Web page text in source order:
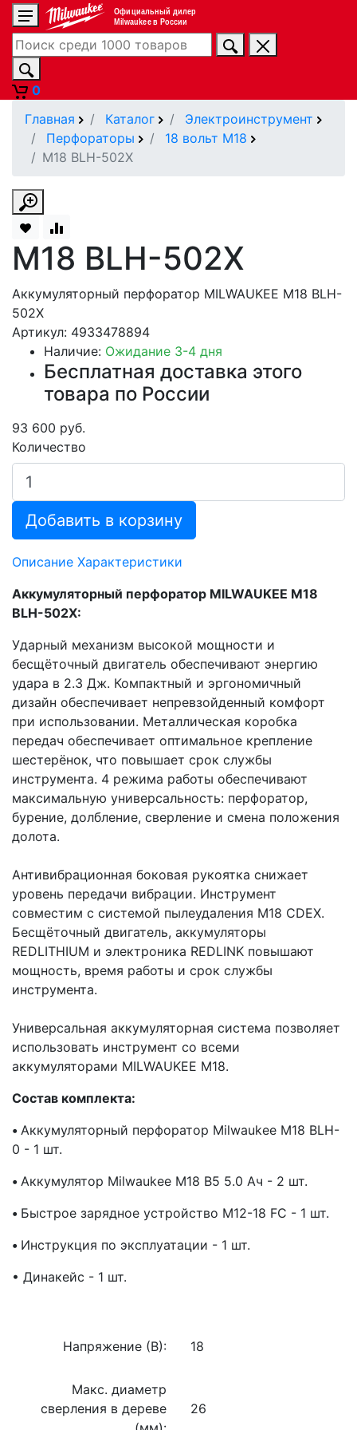
Официальный дилер
Milwaukee в России
0
Главная
Каталог
Электроинструмент
Перфораторы
18 вольт М18
M18 BLH-502X
M18 BLH-502X
Аккумуляторный перфоратор MILWAUKEE M18 BLH-
502X
Артикул: 4933478894
Наличие: Ожидание 3-4 дня
Бесплатная доставка этого
товара по России
93 600 руб.
Количество
Добавить в корзину
Описание Характеристики
Аккумуляторный перфоратор MILWAUKEE M18
BLH-502X:
Ударный механизм высокой мощности и
бесщёточный двигатель обеспечивают энергию
удара в 2.3 Дж. Компактный и эргономичный
дизайн обеспечивает непревзойденный комфорт
при использовании. Металлическая коробка
передач обеспечивает оптимальное крепление
шестерёнок, что повышает срок службы
инструмента. 4 режима работы обеспечивают
максимальную универсальность: перфоратор,
бурение, долбление, сверление и смена положения
долота.
Антивибрационная боковая рукоятка снижает
уровень передачи вибрации. Инструмент
совместим с системой пылеудаления M18 CDEX.
Бесщёточный двигатель, аккумуляторы
REDLITHIUM и электроника REDLINK повышают
мощность, время работы и срок службы
инструмента.
Универсальная аккумуляторная система позволяет
использовать инструмент со всеми
аккумуляторами MILWAUKEE M18.
Состав комплекта:
• Аккумуляторный перфоратор Milwaukee M18 BLH-
0 - 1 шт.
• Аккумулятор Milwaukee M18 B5 5.0 Ач - 2 шт.
• Быстрое зарядное устройство M12-18 FC - 1 шт.
• Инструкция по эксплуатации - 1 шт.
• Динакейс - 1 шт.
Напряжение (В): 18
Макс. диаметр
сверления в дереве
26